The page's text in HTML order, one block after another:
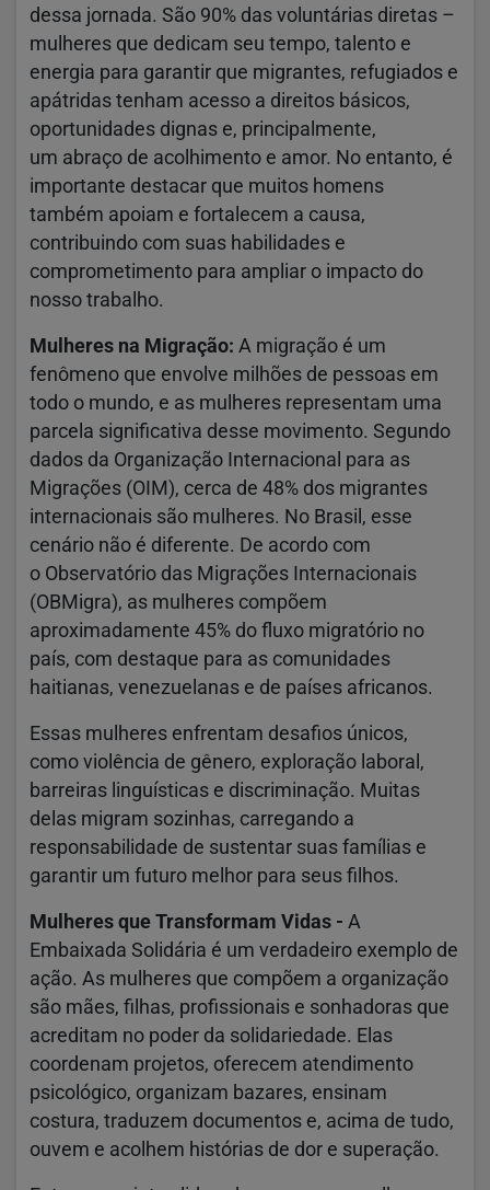
dessa jornada. São 90% das voluntárias diretas –
mulheres que dedicam seu tempo, talento e
energia para garantir que migrantes, refugiados e
apátridas tenham acesso a direitos básicos,
oportunidades dignas e, principalmente,
um abraço de acolhimento e amor. No entanto, é
importante destacar que muitos homens
também apoiam e fortalecem a causa,
contribuindo com suas habilidades e
comprometimento para ampliar o impacto do
nosso trabalho.
Mulheres na Migração: A migração é um
fenômeno que envolve milhões de pessoas em
todo o mundo, e as mulheres representam uma
parcela significativa desse movimento. Segundo
dados da Organização Internacional para as
Migrações (OIM), cerca de 48% dos migrantes
internacionais são mulheres. No Brasil, esse
cenário não é diferente. De acordo com
o Observatório das Migrações Internacionais
(OBMigra), as mulheres compõem
aproximadamente 45% do fluxo migratório no
país, com destaque para as comunidades
haitianas, venezuelanas e de países africanos.
Essas mulheres enfrentam desafios únicos,
como violência de gênero, exploração laboral,
barreiras linguísticas e discriminação. Muitas
delas migram sozinhas, carregando a
responsabilidade de sustentar suas famílias e
garantir um futuro melhor para seus filhos.
Mulheres que Transformam Vidas - A
Embaixada Solidária é um verdadeiro exemplo de
ação. As mulheres que compõem a organização
são mães, filhas, profissionais e sonhadoras que
acreditam no poder da solidariedade. Elas
coordenam projetos, oferecem atendimento
psicológico, organizam bazares, ensinam
costura, traduzem documentos e, acima de tudo,
ouvem e acolhem histórias de dor e superação.